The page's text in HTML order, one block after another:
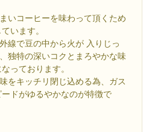
いコーヒーを味わって頂くため
います。
線で豆の中から火が 入りじっ
独特の深いコクとまろやかな味
っております。
をキッチリ閉じ込める為、ガス
ドがゆるやかなのが特徴で